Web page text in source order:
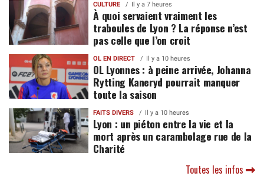
CULTURE Il y a 7 heures
À quoi servaient vraiment les
traboules de Lyon ? La réponse n’est
pas celle que l’on croit
OL EN DIRECT Il y a 10 heures
OL Lyonnes : à peine arrivée, Johanna
Rytting Kaneryd pourrait manquer
toute la saison
FAITS DIVERS Il y a 10 heures
Lyon : un piéton entre la vie et la
mort après un carambolage rue de la
Charité
Toutes les infos